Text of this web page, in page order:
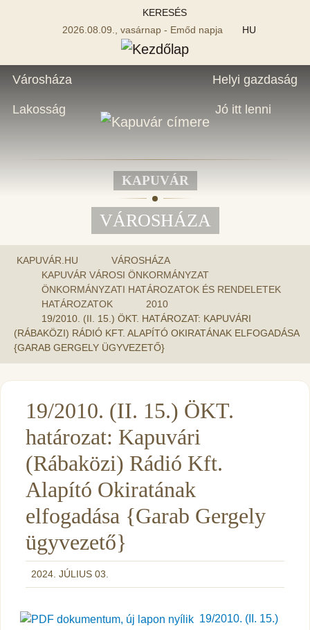
KERESÉS
2026.08.09., vasárnap - Emőd napja
HU
Városháza
Lakosság
Helyi gazdaság
Jó itt lenni
KAPUVÁR
VÁROSHÁZA
KAPUVÁR.HU
VÁROSHÁZA
KAPUVÁR VÁROSI ÖNKORMÁNYZAT
ÖNKORMÁNYZATI HATÁROZATOK ÉS RENDELETEK
HATÁROZATOK
2010
19/2010. (II. 15.) ÖKT. HATÁROZAT: KAPUVÁRI
(RÁBAKÖZI) RÁDIÓ KFT. ALAPÍTÓ OKIRATÁNAK ELFOGADÁSA
{GARAB GERGELY ÜGYVEZETŐ}
19/2010. (II. 15.) ÖKT.
határozat: Kapuvári
(Rábaközi) Rádió Kft.
Alapító Okiratának
elfogadása {Garab Gergely
ügyvezető}
2024. JÚLIUS 03.
19/2010. (II. 15.)